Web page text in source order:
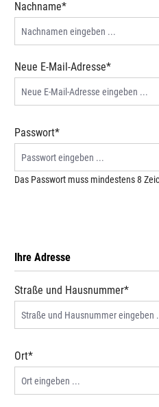
Nachname*
Neue E-Mail-Adresse*
Passwort*
Das Passwort muss mindestens 8
Ihre Adresse
Straße und Hausnummer*
Ort*